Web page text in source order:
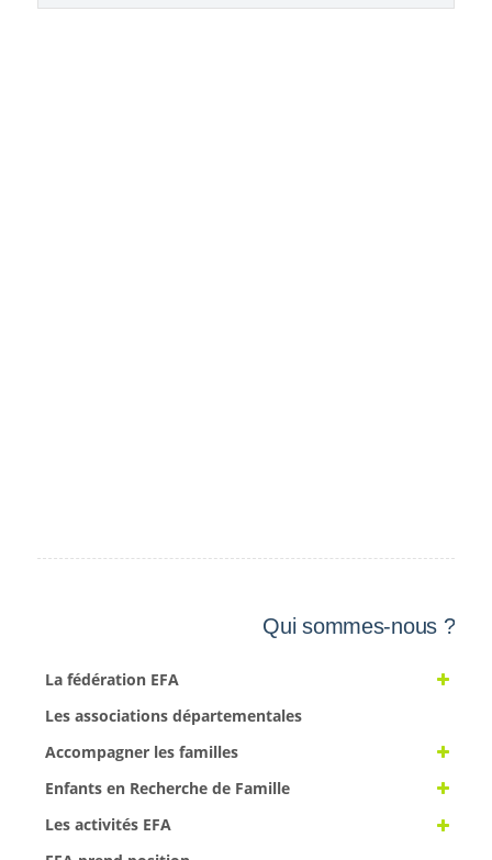
Les associations départementales
Accompagner les familles
Enfants en Recherche de Famille
Les activités EFA
EFA prend position